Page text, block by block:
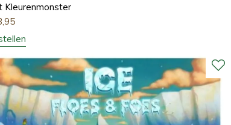
Kleurenmonster